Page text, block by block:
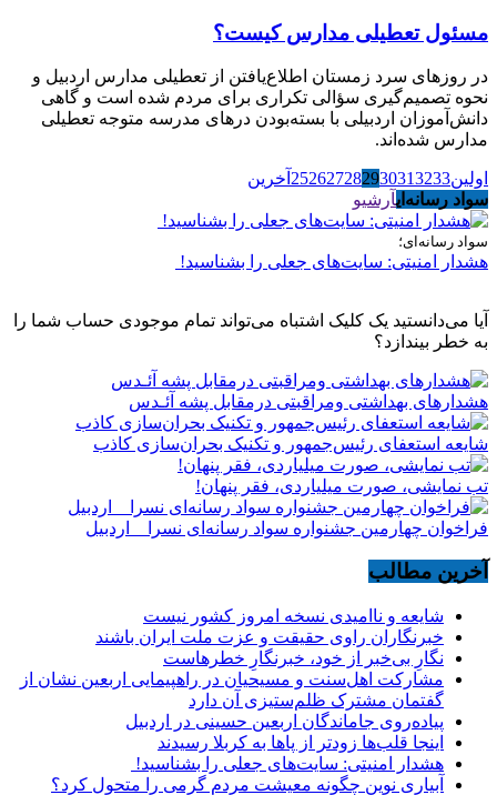
مسئول تعطیلی مدارس کیست؟
در روزهای سرد زمستان اطلاع‌یافتن از تعطیلی مدارس اردبیل و
نحوه تصمیم‌گیری سؤالی تکراری برای مردم شده است و گاهی
دانش‌آموزان اردبیلی با بسته‌بودن درهای مدرسه متوجه تعطیلی
مدارس شده‌اند.
اولین 252627282930313233
آخرین
سواد رسانه‌ایآرشیو
سواد رسانه‌ای؛
هشدار امنیتی: سایت‌های جعلی را بشناسید!
آیا می‌دانستید یک کلیک اشتباه می‌تواند تمام موجودی حساب شما را
به خطر بیندازد؟
هشدارهاى بهداشتى ومراقبتى درمقابل پشه آئـدس
شایعه استعفای رئیس‌جمهور و تکنیک بحران‌سازی کاذب
تب نمایشی، صورت میلیاردی، فقر پنهان!
فراخوان چهارمین جشنواره سواد رسانه‌ای نسرا _ اردبیل
آخرین مطالب
شایعه و ناامیدی نسخه امروز کشور نیست
خبرنگاران راوی حقیقت و عزت ملت ایران باشند
نگارِ بی‌خبر از خود، خبرنگارِ خطرهاست
مشارکت اهل‌سنت و مسیحیان در راهپیمایی اربعین نشان از
گفتمان مشترک ظلم‌ستیزی آن دارد
پیاده‌روی جاماندگان اربعین حسینی در اردبیل
اینجا قلب‌ها زودتر از پاها به کربلا رسیدند
هشدار امنیتی: سایت‌های جعلی را بشناسید!
آبیاری نوین چگونه معیشت مردم گرمی را متحول کرد؟